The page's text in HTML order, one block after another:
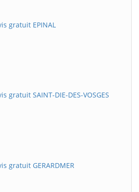
gratuit EPINAL
gratuit SAINT-DIE-DES-VOSGES
gratuit GERARDMER